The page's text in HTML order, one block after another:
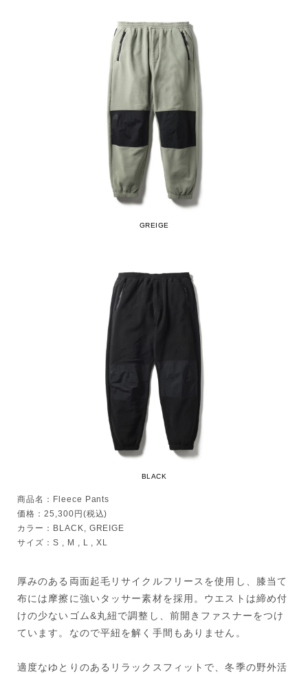
GREIGE
BLACK
商品名：Fleece Pants
価格：25,300円(税込)
カラー：BLACK, GREIGE
サイズ：S , M , L , XL
厚みのある両面起毛リサイクルフリースを使用し、膝当て
布には摩擦に強いタッサー素材を採用。ウエストは締め付
けの少ないゴム&丸紐で調整し、前開きファスナーをつけ
ています。なので平紐を解く手間もありません。
適度なゆとりのあるリラックスフィットで、冬季の野外活